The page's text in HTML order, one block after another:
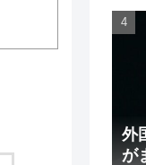
外
が